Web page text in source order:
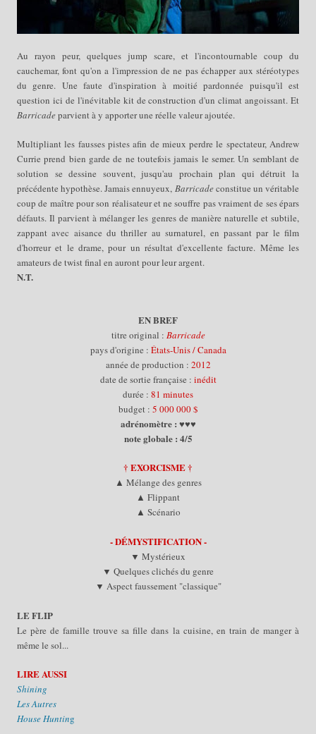
Au rayon peur, quelques jump scare, et l'incontournable coup du
cauchemar, font qu'on a l'impression de ne pas échapper aux stéréotypes
du genre. Une faute d'inspiration à moitié pardonnée puisqu'il est
question ici de l'inévitable kit de construction d'un climat angoissant. Et
Barricadeparvient à y apporter une réelle valeur ajoutée.
Multipliant les fausses pistes afin de mieux perdre le spectateur, Andrew
Currie prend bien garde de ne toutefois jamais le semer. Un semblant de
solution se dessine souvent, jusqu'au prochain plan qui détruit la
précédente hypothèse. Jamais ennuyeux, Barricadeconstitue un véritable
coup de maître pour son réalisateur et ne souffre pas vraiment de ses épars
défauts. Il parvient à mélanger les genres de manière naturelle et subtile,
zappant avec aisance du thriller au surnaturel, en passant par le film
d'horreur et le drame, pour un résultat d'excellente facture. Même les
amateurs de twist final en auront pour leur argent.
N.T.
EN BREF
titre original : Barricade
pays d'origine : États-Unis / Canada
année de production : 2012
date de sortie française : inédit
durée : 81 minutes
budget : 5 000 000 $
adrénomètre : ♥♥♥
note globale : 4/5
† EXORCISME†
▲ Mélange des genres
▲ Flippant
▲ Scénario
- DÉMYSTIFICATION -
▼ Mystérieux
▼ Quelques clichés du genre
▼ Aspect faussement "classique"
LEFLIP
Le père de famille trouve sa fille dans la cuisine, en train de manger à
même le sol...
LIRE AUSSI
Shining
LesAutres
House Hunting